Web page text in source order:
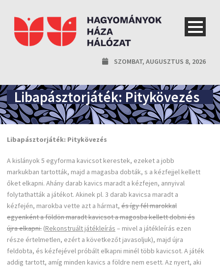
SZOMBAT, AUGUSZTUS 8, 2026
Libapásztorjáték: Pitykövezés
Libapásztorjáték: Pitykövezés
A kislányok 5 egyforma kavicsot kerestek, ezeket a jobb
markukban tartották, majd a magasba dobták, s a kézfejjel kellett
őket elkapni. Ahány darab kavics maradt a kézfejen, annyival
folytathatták a játékot. Akinek pl. 3 darab kavicsa maradt a
kézfején, marokba vette azt a hármat, és így fél marokkal
egyenként a földön maradt kavicsot a magosba kellett dobni és
újra elkapni. (Rekonstruált játékleírás – mivel a játékleírás ezen
része értelmetlen, ezért a következőt javasoljuk), majd újra
feldobta, és kézfejével próbált elkapni minél több kavicsot. A játék
addig tartott, amíg minden kavics a földre nem esett. Az nyert, aki